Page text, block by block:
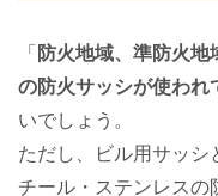
「 防火地域、準防火地
の防火サッシが使われ
いでしょう。
ただし、ビル用サッシ
チール・ステンレスの